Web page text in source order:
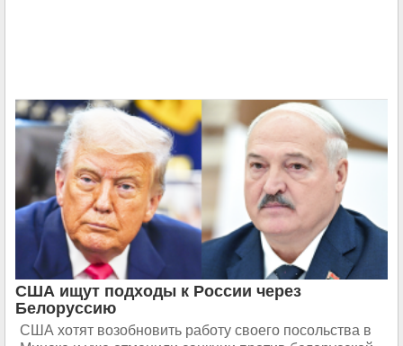
США ищут подходы к России через
Белоруссию
США хотят возобновить работу своего посольства в